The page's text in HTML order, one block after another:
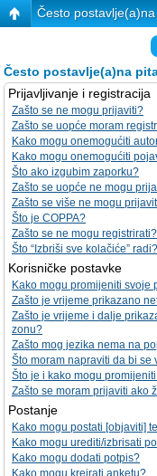
Često
Često postavlje(a)na
Prijavljivanje i registracija
Zašto se ne mogu prijaviti?
Zašto se uopće moram
Kako mogu onemogućiti
Kako mogu onemogućiti
Što ako izgubim zaporku?
Zašto se uopće ne mogu
Zašto se više ne mogu
Što je COPPA?
Zašto se ne mogu registrirati?
Što “Izbriši sve kolačiće” radi?
Korisničke postavke
Kako mogu promijeniti svoje
Zašto je vrijeme prikazano
Zašto je vrijeme i dalje
zonu?
Zašto mog jezika nema na
Što moram napraviti da bi
Što je i kako mogu
Zašto se moram prijaviti ako
Postanje
Kako mogu postati [objaviti]
Kako mogu urediti/izbrisati
Kako mogu dodati potpis?
Kako mogu kreirati anketu?